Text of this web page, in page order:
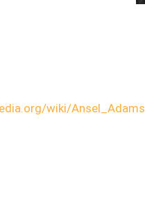
wiki/Ansel_Adams